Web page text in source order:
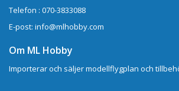
Telefon : 070-3833088
E-post: info@mlhobby.com
Om ML Hobby
Importerar och säljer modellflygplan och